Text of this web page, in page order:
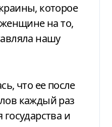
которое
на то,
нашу
что ее после
каждый раз
и